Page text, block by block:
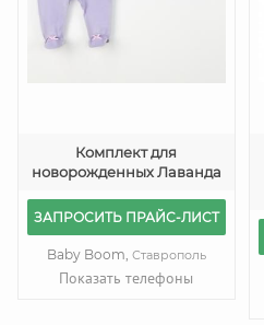
Комплект для
новорожденных Лаванда
ЗАПРОСИТЬ ПРАЙС-ЛИСТ
Baby Boom, Ставрополь
Показать телефоны